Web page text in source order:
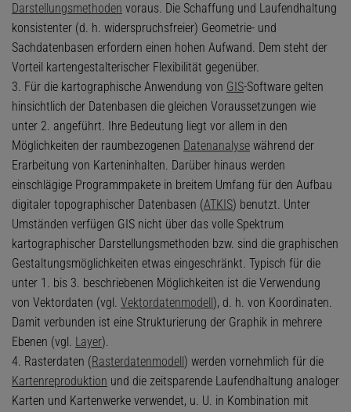
Darstellungsmethoden voraus. Die Schaffung und Laufendhaltung
konsistenter (d. h. widerspruchsfreier) Geometrie- und
Sachdatenbasen erfordern einen hohen Aufwand. Dem steht der
Vorteil kartengestalterischer Flexibilität gegenüber.
3. Für die kartographische Anwendung von GIS-Software gelten
hinsichtlich der Datenbasen die gleichen Voraussetzungen wie
unter 2. angeführt. Ihre Bedeutung liegt vor allem in den
Möglichkeiten der raumbezogenen Datenanalyse während der
Erarbeitung von Karteninhalten. Darüber hinaus werden
einschlägige Programmpakete in breitem Umfang für den Aufbau
digitaler topographischer Datenbasen (ATKIS) benutzt. Unter
Umständen verfügen GIS nicht über das volle Spektrum
kartographischer Darstellungsmethoden bzw. sind die graphischen
Gestaltungsmöglichkeiten etwas eingeschränkt. Typisch für die
unter 1. bis 3. beschriebenen Möglichkeiten ist die Verwendung
von Vektordaten (vgl. Vektordatenmodell), d. h. von Koordinaten.
Damit verbunden ist eine Strukturierung der Graphik in mehrere
Ebenen (vgl. Layer).
4. Rasterdaten (Rasterdatenmodell) werden vornehmlich für die
Kartenreproduktion und die zeitsparende Laufendhaltung analoger
Karten und Kartenwerke verwendet, u. U. in Kombination mit